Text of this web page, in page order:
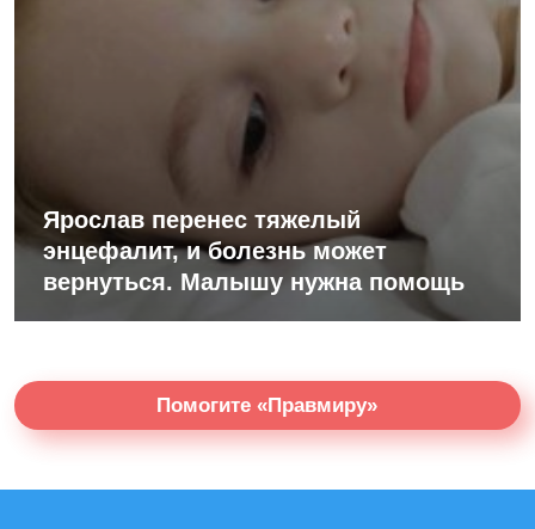
Ярослав перенес тяжелый
энцефалит, и болезнь может
вернуться. Малышу нужна помощь
Помогите «Правмиру»